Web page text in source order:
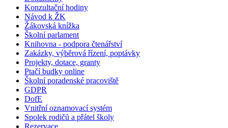
Konzultační hodiny
Návod k ŽK
Žákovská knížka
Školní parlament
Knihovna - podpora čtenářství
Zakázky, výběrová řízení, poptávky
Projekty, dotace, granty
Ptačí budky online
Školní poradenské pracoviště
GDPR
DofE
Vnitřní oznamovací systém
Spolek rodičů a přátel školy